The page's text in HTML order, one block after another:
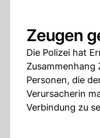
Zeugen
Die Polizei hat
Zusammenhang
Personen, die
Verursacherin
Verbindung zu